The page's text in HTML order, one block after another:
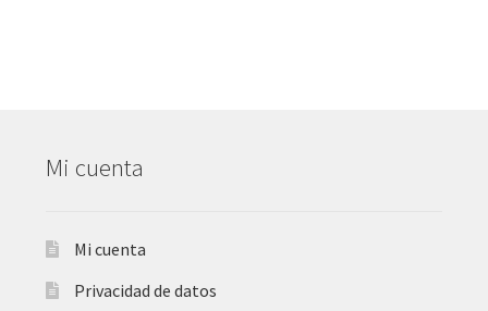
Mi cuenta
Mi cuenta
Privacidad de datos